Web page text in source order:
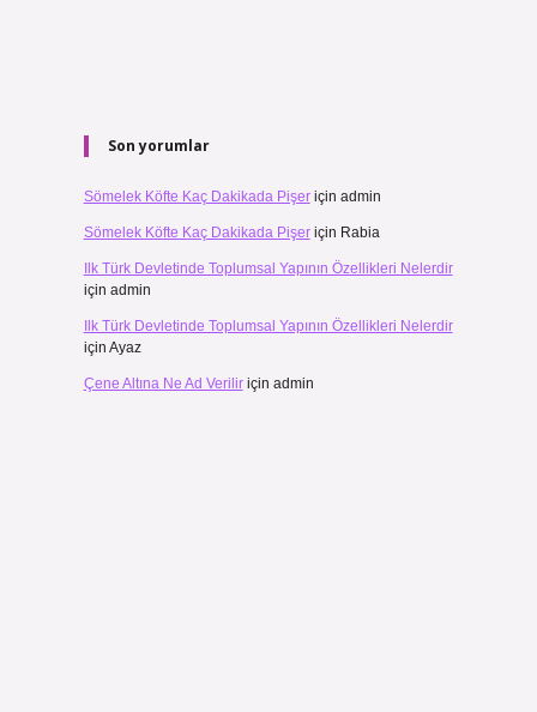
Son yorumlar
Sömelek Köfte Kaç Dakikada Pişeriçin admin
Sömelek Köfte Kaç Dakikada Pişeriçin Rabia
Ilk Türk Devletinde Toplumsal Yapının Özellikleri Nelerdir
için admin
Ilk Türk Devletinde Toplumsal Yapının Özellikleri Nelerdir
için Ayaz
Çene Altına Ne Ad Veriliriçin admin